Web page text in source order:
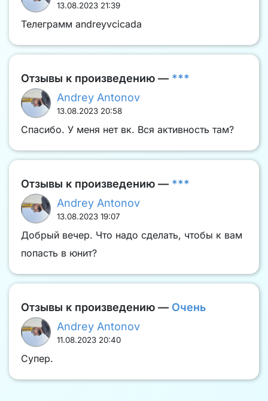
13.08.2023 21:39
Телеграмм andreyvcicada
Отзывы к произведению — ***
Andrey Antonov
13.08.2023 20:58
Спасибо. У меня нет вк. Вся активность там?
Отзывы к произведению — ***
Andrey Antonov
13.08.2023 19:07
Добрый вечер. Что надо сделать, чтобы к вам
попасть в юнит?
Отзывы к произведению — Очень
Andrey Antonov
11.08.2023 20:40
Супер.